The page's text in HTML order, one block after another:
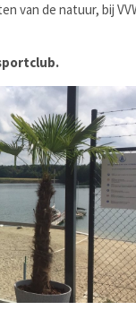
van de natuur, bij